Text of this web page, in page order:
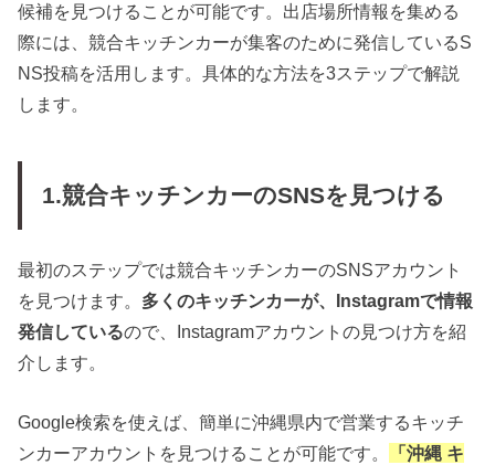
候補を見つけることが可能です。出店場所情報を集める
際には、競合キッチンカーが集客のために発信しているS
NS投稿を活用します。具体的な方法を3ステップで解説
します。
1.競合キッチンカーのSNSを見つける
最初のステップでは競合キッチンカーのSNSアカウント
を見つけます。 多くのキッチンカーが、Instagramで情報
発信しているので、Instagramアカウントの見つけ方を紹
介します。
Google検索を使えば、簡単に沖縄県内で営業するキッチ
ンカーアカウントを見つけることが可能です。
「沖縄 キ